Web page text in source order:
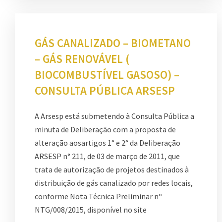
GÁS CANALIZADO – BIOMETANO
– GÁS RENOVÁVEL (
BIOCOMBUSTÍVEL GASOSO) –
CONSULTA PÚBLICA ARSESP
A Arsesp está submetendo à Consulta Pública a
minuta de Deliberação com a proposta de
alteração aosartigos 1° e 2° da Deliberação
ARSESP n° 211, de 03 de março de 2011, que
trata de autorização de projetos destinados à
distribuição de gás canalizado por redes locais,
conforme Nota Técnica Preliminar nº
NTG/008/2015, disponível no site